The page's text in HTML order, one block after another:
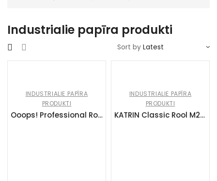
Industrialie papīra produkti
Sort by
INDUSTRIALIE PAPĪRA
PRODUKTI
Ooops! Professional Roku dvieļi Z Fold 2 kārtas 21×20.8cm (20x200gb)
INDUSTRIALIE PAPĪRA
PRODUKTI
KATRIN Classic Rool M2 Roku dvieļi 152m(6x1gb), 2slāņi